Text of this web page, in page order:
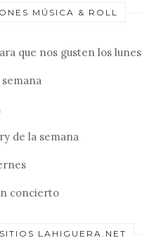
MÚSICA & ROLL
que nos gusten los lunes
de la semana
concierto
LAHIGUERA.NET